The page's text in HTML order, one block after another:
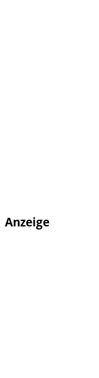
Anzeige